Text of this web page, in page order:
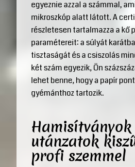
egyeznie azzal a számmal,
mikroszkóp alatt látott. A
részletesen tartalmazza a kő
paramétereit: a súlyát
tisztaságát és a csiszolás
két szám egyezik, Ön
lehet benne, hogy a papír
gyémánthoz tartozik.
Hamisítványok
utánzatok
profi szemmel